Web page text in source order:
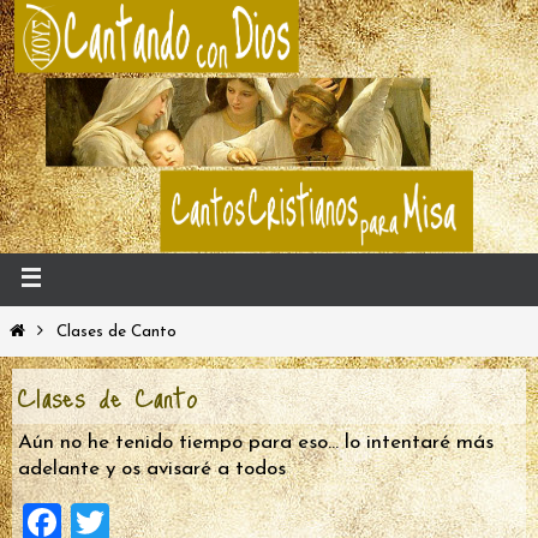
Clases de Canto
Clases de Canto
Aún no he tenido tiempo para eso… lo intentaré más
adelante y os avisaré a todos
F
T